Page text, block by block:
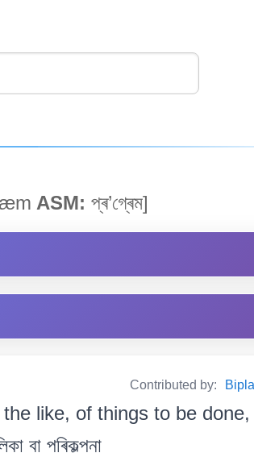
ASM: প্ৰ’গ্ৰেম]
Contributed by:
like, of things to be
বা পৰিকল্পনা